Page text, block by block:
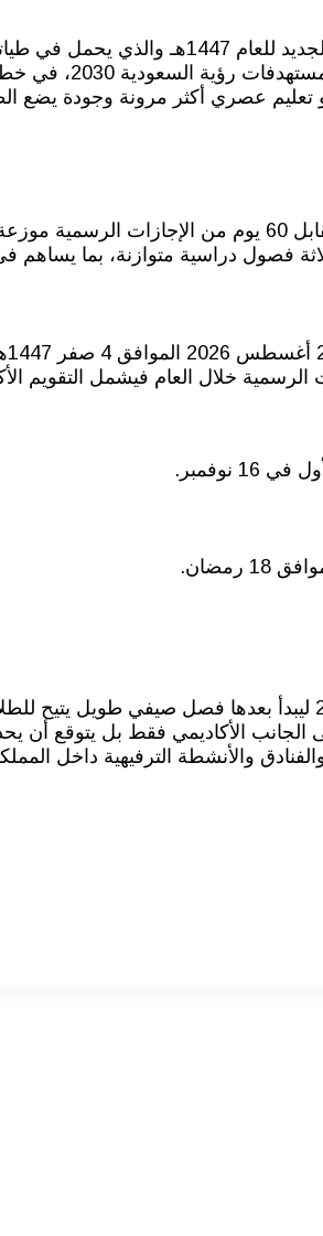
كشفت وزارة التعليم السعودية رسميا عن ملامح
التحصيل العلمي
1447هـ توجه وطني واضح نحو تعليم عصري أكثر
الجديد على 180 يوم من الدراسة الفعلية مقابل 60
فصول دراسية متوازنة، بما يساهم
خلال العام فيشمل التقويم
من المقرر أن ينتهي العام الدراسي رسميا يوم الاثنين 10 يونيو
الجانب الأكاديمي فقط بل يتوقع أن
والأنشطة الترفيهية داخل